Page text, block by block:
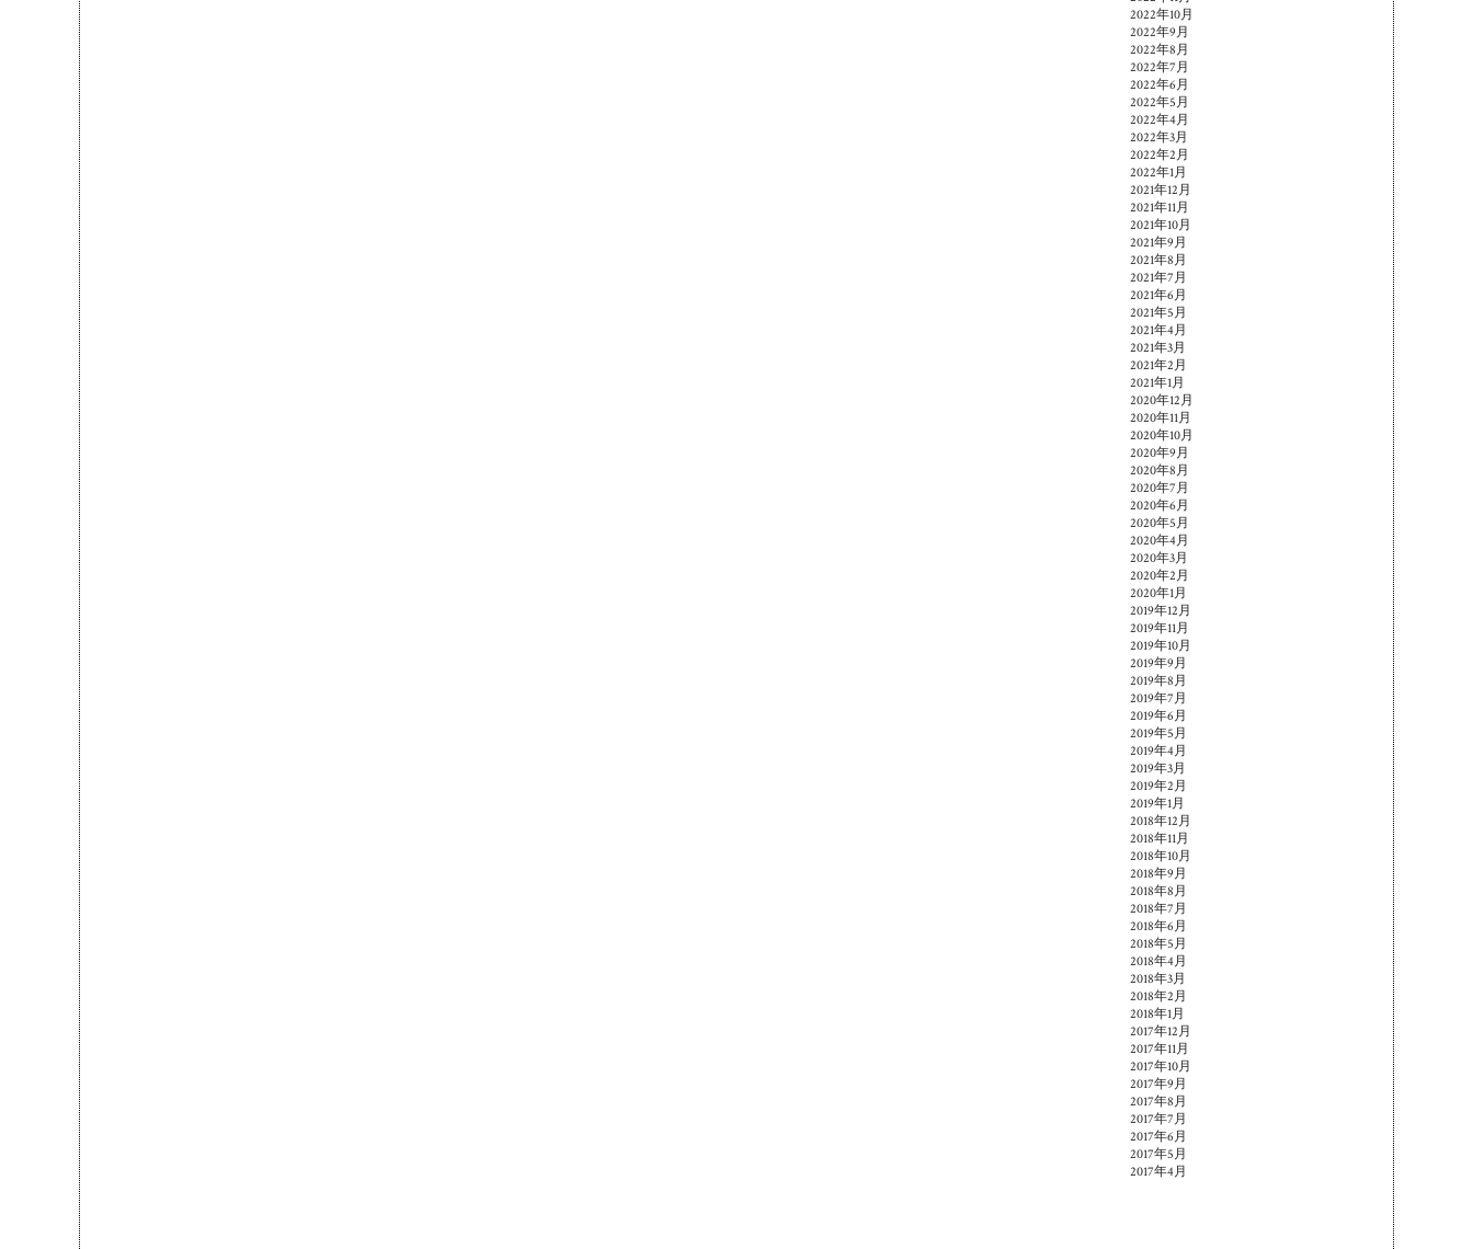
2022年10月
2022年9月
2022年8月
2022年7月
2022年6月
2022年5月
2022年4月
2022年3月
2022年2月
2022年1月
2021年12月
2021年11月
2021年10月
2021年9月
2021年8月
2021年7月
2021年6月
2021年5月
2021年4月
2021年3月
2021年2月
2021年1月
2020年12月
2020年11月
2020年10月
2020年9月
2020年8月
2020年7月
2020年6月
2020年5月
2020年4月
2020年3月
2020年2月
2020年1月
2019年12月
2019年11月
2019年10月
2019年9月
2019年8月
2019年7月
2019年6月
2019年5月
2019年4月
2019年3月
2019年2月
2019年1月
2018年12月
2018年11月
2018年10月
2018年9月
2018年8月
2018年7月
2018年6月
2018年5月
2018年4月
2018年3月
2018年2月
2018年1月
2017年12月
2017年11月
2017年10月
2017年9月
2017年8月
2017年7月
2017年6月
2017年5月
2017年4月